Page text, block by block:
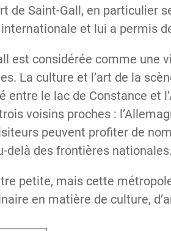
de Saint-Gall, en particulier
et lui a permis
est considérée comme une
La culture et l’art de la
entre le lac de Constance et
voisins proches :
peuvent profiter de
delà des frontières nationales.
petite, mais cette
en matière de culture,